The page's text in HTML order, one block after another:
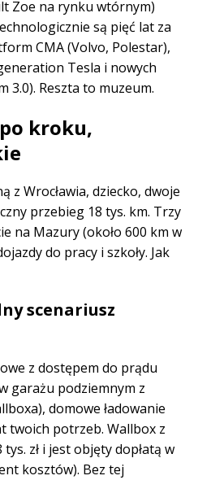
Zoe na rynku wtórnym)
są pięć lat za
CMA (Volvo, Polestar),
Tesla i nowych
3.0). Reszta to muzeum.
kroku,
z Wrocławia, dziecko, dwoje
przebieg 18 tys. km. Trzy
na Mazury (około 600 km w
do pracy i szkoły. Jak
scenariusz
z dostępem do prądu
garażu podziemnym z
domowe ładowanie
twoich potrzeb. Wallbox z
zł i jest objęty dopłatą w
kosztów). Bez tej